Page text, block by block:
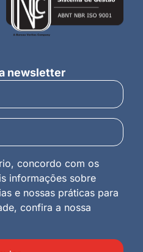
newsletter
concordo com os
informações sobre
e nossas práticas para
confira a nossa